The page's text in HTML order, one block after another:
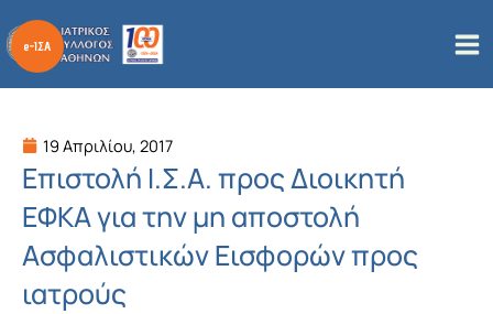
στο
περιεχόμενο
19 Απριλίου, 2017
Επιστολή Ι.Σ.Α. προς Διοικητή
ΕΦΚΑ για την μη αποστολή
Ασφαλιστικών Εισφορών προς
ιατρούς